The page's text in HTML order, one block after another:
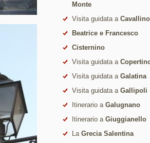
Monte
Visita guidata a Cavallino
Beatrice e Francesco
Cisternino
Visita guidata a
Visita guidata a Galatina
Visita guidata a Gallipoli
Itinerario a Galugnano
Itinerario a Giuggianello
La Grecia Salentina